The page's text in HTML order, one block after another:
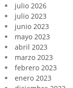
julio 2026
julio 2023
junio 2023
mayo 2023
abril 2023
marzo 2023
febrero 2023
enero 2023